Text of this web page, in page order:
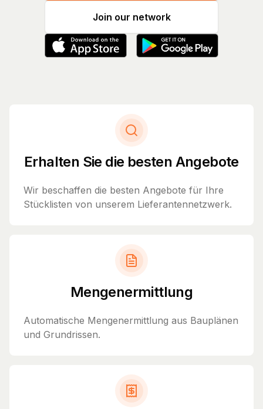
Join our network
Erhalten Sie die besten Angebote
Wir beschaffen die besten Angebote für Ihre
Stücklisten von unserem Lieferantennetzwerk.
Mengenermittlung
Automatische Mengenermittlung aus Bauplänen
und Grundrissen.